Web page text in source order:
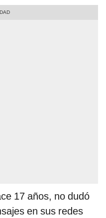
17 años, no dudó
en sus redes